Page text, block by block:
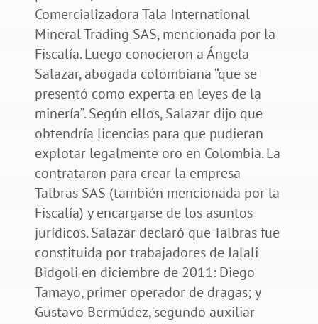
Comercializadora Tala International
Mineral Trading SAS, mencionada por la
Fiscalía. Luego conocieron a Ángela
Salazar, abogada colombiana “que se
presentó como experta en leyes de la
minería”. Según ellos, Salazar dijo que
obtendría licencias para que pudieran
explotar legalmente oro en Colombia. La
contrataron para crear la empresa
Talbras SAS (también mencionada por la
Fiscalía) y encargarse de los asuntos
jurídicos. Salazar declaró que Talbras fue
constituida por trabajadores de Jalali
Bidgoli en diciembre de 2011: Diego
Tamayo, primer operador de dragas; y
Gustavo Bermúdez, segundo auxiliar